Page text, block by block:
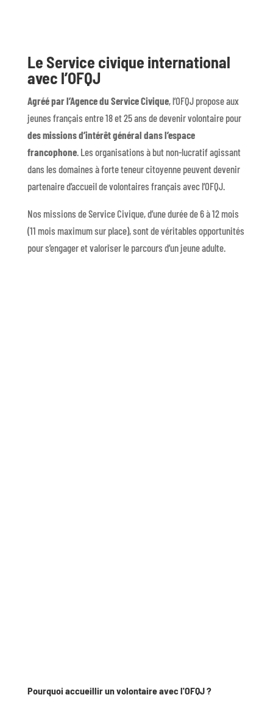
Le Service civique international
avec l’OFQJ
Agréé par l’Agence du Service Civique, l’OFQJ propose aux
jeunes français entre 18 et 25 ans de devenir volontaire pour
des missions d’intérêt général dans l’espace
francophone. Les organisations à but non-lucratif agissant
dans les domaines à forte teneur citoyenne peuvent devenir
partenaire d’accueil de volontaires français avec l’OFQJ.
Nos missions de Service Civique, d’une durée de 6 à 12 mois
(11 mois maximum sur place), sont de véritables opportunités
pour s’engager et valoriser le parcours d’un jeune adulte.
Pourquoi accueillir un volontaire avec l'OFQJ ?